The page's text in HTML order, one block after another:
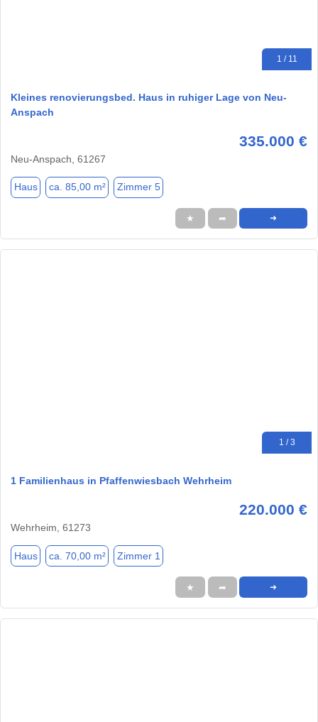
1 / 11
Kleines renovierungsbed. Haus in ruhiger Lage von Neu-
Anspach
335.000 €
Neu-Anspach, 61267
Haus ca. 85,00 m² Zimmer 5
★ ➦ ➜
1 / 3
1 Familienhaus in Pfaffenwiesbach Wehrheim
220.000 €
Wehrheim, 61273
Haus ca. 70,00 m² Zimmer 1
★ ➦ ➜